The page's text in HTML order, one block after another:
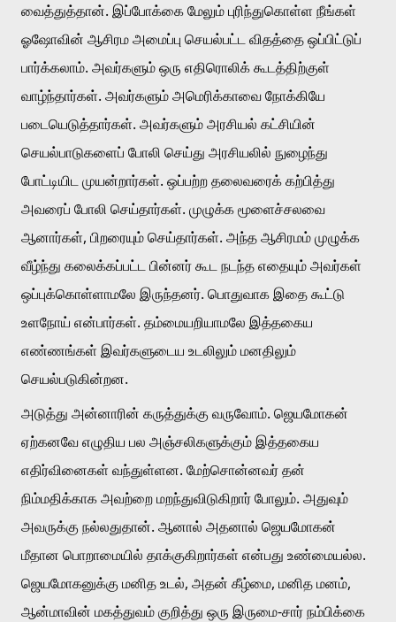
வைத்துத்தான். இப்போக்கை மேலும் புரிந்துகொள்ள நீங்கள்
ஓஷோவின் ஆசிரம அமைப்பு செயல்பட்ட விதத்தை ஒப்பிட்டுப்
பார்க்கலாம். அவர்களும் ஒரு எதிரொலிக் கூடத்திற்குள்
வாழ்ந்தார்கள். அவர்களும் அமெரிக்காவை நோக்கியே
படையெடுத்தார்கள். அவர்களும் அரசியல் கட்சியின்
செயல்பாடுகளைப் போலி செய்து அரசியலில் நுழைந்து
போட்டியிட முயன்றார்கள். ஒப்பற்ற தலைவரைக் கற்பித்து
அவரைப் போலி செய்தார்கள். முழுக்க மூளைச்சலவை
ஆனார்கள், பிறரையும் செய்தார்கள். அந்த ஆசிரமம் முழுக்க
வீழ்ந்து கலைக்கப்பட்ட பின்னர் கூட நடந்த எதையும் அவர்கள்
ஒப்புக்கொள்ளாமலே இருந்தனர். பொதுவாக இதை கூட்டு
உளநோய் என்பார்கள். தம்மையறியாமலே இத்தகைய
எண்ணங்கள் இவர்களுடைய உடலிலும் மனதிலும்
செயல்படுகின்றன.
அடுத்து அன்னாரின் கருத்துக்கு வருவோம். ஜெயமோகன்
ஏற்கனவே எழுதிய பல அஞ்சலிகளுக்கும் இத்தகைய
எதிர்வினைகள் வந்துள்ளன. மேற்சொன்னவர் தன்
நிம்மதிக்காக அவற்றை மறந்துவிடுகிறார் போலும். அதுவும்
அவருக்கு நல்லதுதான். ஆனால் அதனால் ஜெயமோகன்
மீதான பொறாமையில் தாக்குகிறார்கள் என்பது உண்மையல்ல.
ஜெயமோகனுக்கு மனித உடல், அதன் கீழ்மை, மனித மனம்,
ஆன்மாவின் மகத்துவம் குறித்து ஒரு இருமை-சார் நம்பிக்கை